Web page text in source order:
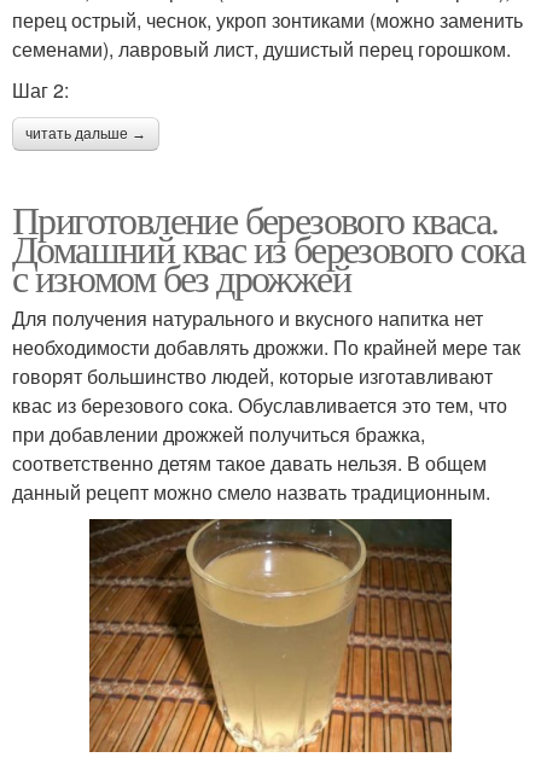
перец острый, чеснок, укроп зонтиками (можно заменить
семенами), лавровый лист, душистый перец горошком.
Шаг 2:
читать дальше →
Приготовление березового кваса.
Домашний квас из березового сока
с изюмом без дрожжей
Для получения натурального и вкусного напитка нет
необходимости добавлять дрожжи. По крайней мере так
говорят большинство людей, которые изготавливают
квас из березового сока. Обуславливается это тем, что
при добавлении дрожжей получиться бражка,
соответственно детям такое давать нельзя. В общем
данный рецепт можно смело назвать традиционным.